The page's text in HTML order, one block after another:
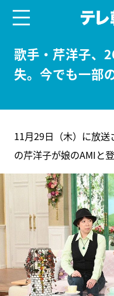
歌手・芹洋子、
失。今でも一部
11月29日（木）に放
の芹洋子が娘のAMIと登